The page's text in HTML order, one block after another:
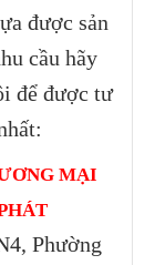
được sản
cầu hãy
để được tư
MẠI
Phường